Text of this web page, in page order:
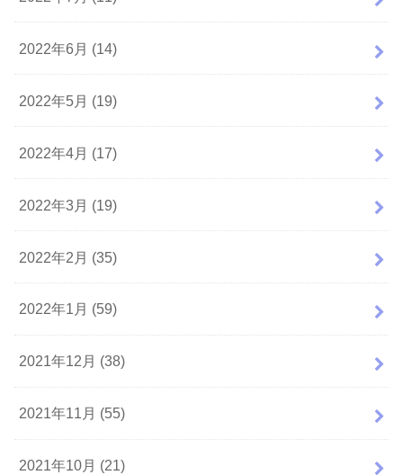
2022年6月 (14)
2022年5月 (19)
2022年4月 (17)
2022年3月 (19)
2022年2月 (35)
2022年1月 (59)
2021年12月 (38)
2021年11月 (55)
2021年10月 (21)